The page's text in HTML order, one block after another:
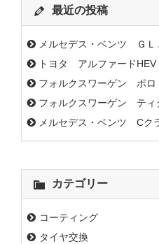
最近の投稿
メルセデス・ベンツ Ｇ
トヨタ アルファード
フォルクスワーゲン ポ
フォルクスワーゲン テ
メルセデス・ベンツ C
カテゴリー
コーティング
タイヤ交換